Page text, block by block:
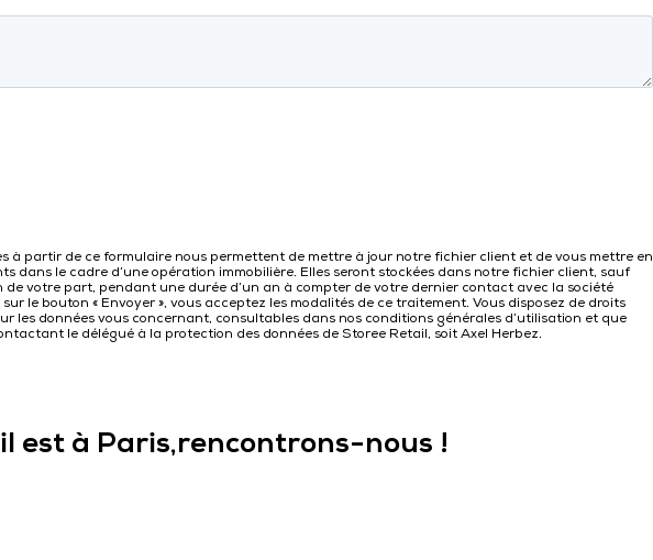
à partir de ce formulaire nous permettent de mettre à jour notre fichier client et de vous mettre en
dans le cadre d’une opération immobilière. Elles seront stockées dans notre fichier client, sauf
votre part, pendant une durée d’un an à compter de votre dernier contact avec la société
le bouton « Envoyer », vous acceptez les modalités de ce traitement. Vous disposez de droits
les données vous concernant, consultables dans nos conditions générales d’utilisation et que
le délégué à la protection des données de Storee Retail, soit Axel Herbez.
est à Paris,rencontrons-nous !